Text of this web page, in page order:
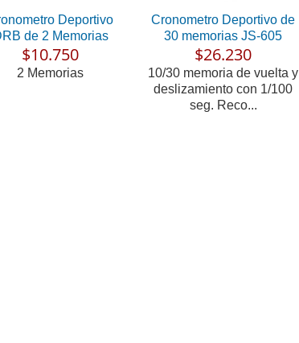
Deportivo
de 2 Memorias
$10.750
2 Memorias
Cronometro Deportivo de
30 memorias JS-605
$26.230
10/30 memoria de vuelta y
deslizamiento con 1/100
seg. Reco...